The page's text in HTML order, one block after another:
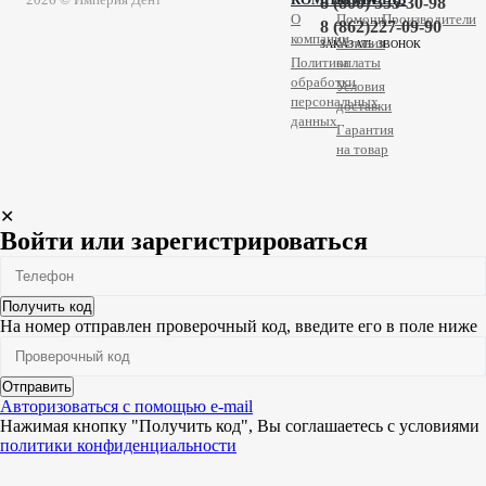
О
компании
Политика
обработки
персональных
данных
Помощь
Условия
оплаты
Условия
доставки
Гарантия
на товар
Производители
8 (862)227-09-90
ЗАКАЗАТЬ ЗВОНОК
✕
Войти или зарегистрироваться
Получить код
На номер отправлен проверочный код, введите его в поле ниже
Отправить
Авторизоваться с помощью e-mail
Нажимая кнопку "Получить код", Вы соглашаетесь c условиями
политики конфиденциальности